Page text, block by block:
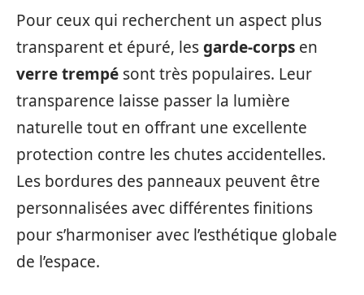
Pour ceux qui recherchent un aspect plus
transparent et épuré, lesgarde-corps en
verre trempé sont très populaires. Leur
transparence laisse passer la lumière
naturelle tout en offrant une excellente
protection contre les chutes accidentelles.
Les bordures des panneaux peuvent être
personnalisées avec différentes finitions
pour s’harmoniser avec l’esthétique globale
de l’espace.